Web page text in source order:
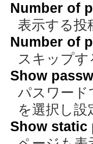
Number of
表示する投
Number of
スキップす
Show
パスワード
を選択し設
Show static